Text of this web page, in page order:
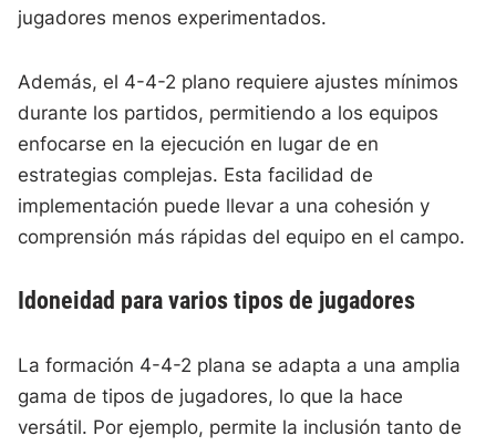
jugadores menos experimentados.
Además, el 4-4-2 plano requiere ajustes mínimos
durante los partidos, permitiendo a los equipos
enfocarse en la ejecución en lugar de en
estrategias complejas. Esta facilidad de
implementación puede llevar a una cohesión y
comprensión más rápidas del equipo en el campo.
Idoneidad para varios tipos de jugadores
La formación 4-4-2 plana se adapta a una amplia
gama de tipos de jugadores, lo que la hace
versátil. Por ejemplo, permite la inclusión tanto de